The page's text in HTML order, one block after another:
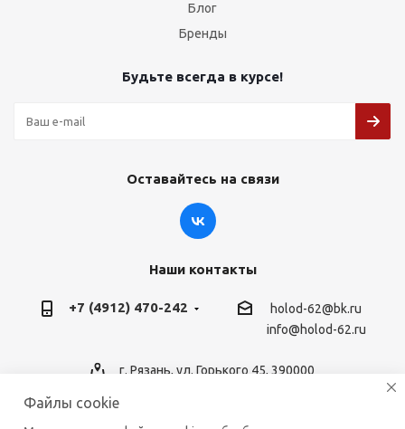
Блог
Бренды
Будьте всегда в курсе!
Оставайтесь на связи
Наши контакты
+7 (4912) 470-242
holod-62@bk.ru
info@holod-62.ru
г. Рязань, ул. Горького 45, 390000
Файлы cookie